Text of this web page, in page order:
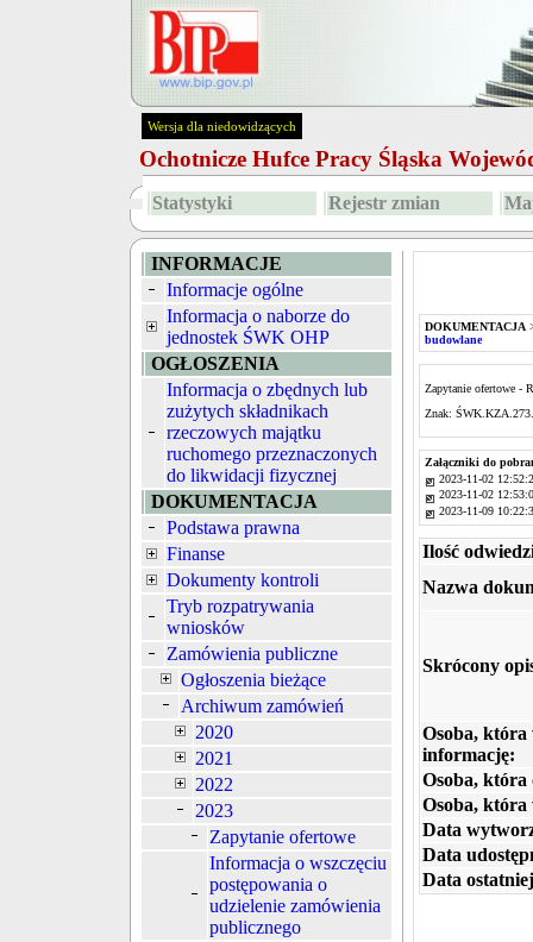
Wersja dla niedowidzących
Ochotnicze Hufce Pracy Śląska
Statystyki Rejestr zmian
INFORMACJE
Informacje ogólne
Informacja o naborze do
jednostek ŚWK OHP
OGŁOSZENIA
Informacja o zbędnych lub
zużytych składnikach
rzeczowych majątku
ruchomego przeznaczonych
do likwidacji fizycznej
DOKUMENTACJA
Podstawa prawna
Finanse
Dokumenty kontroli
Tryb rozpatrywania
wniosków
Zamówienia publiczne
Ogłoszenia bieżące
Archiwum zamówień
2020
2021
2022
2023
Zapytanie ofertowe
Informacja o wszczęciu
postępowania o
udzielenie zamówienia
publicznego
DOKUMENTACJA
budowlane
Zapytanie ofertowe -
Znak:
Załączniki do
2023-11-02
2023-11-02
2023-11-09
Ilość
Nazwa
Skrócony
Osoba, która
informację:
Osoba, która
Osoba, która
Data
Data
Data